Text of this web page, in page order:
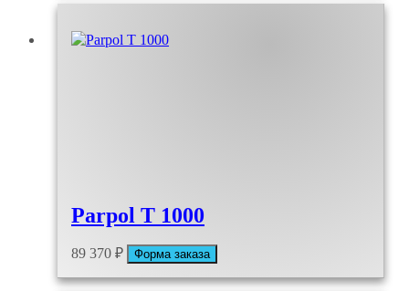
Parpol T 1000
89 370 ₽ Форма заказа